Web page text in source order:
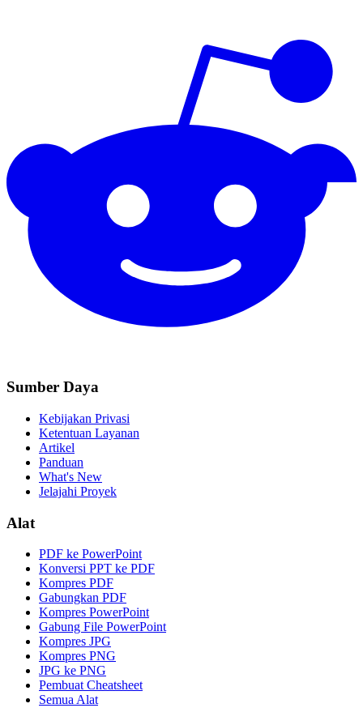
Sumber Daya
Kebijakan Privasi
Ketentuan Layanan
Artikel
Panduan
What's New
Jelajahi Proyek
Alat
PDF ke PowerPoint
Konversi PPT ke PDF
Kompres PDF
Gabungkan PDF
Kompres PowerPoint
Gabung File PowerPoint
Kompres JPG
Kompres PNG
JPG ke PNG
Pembuat Cheatsheet
Semua Alat